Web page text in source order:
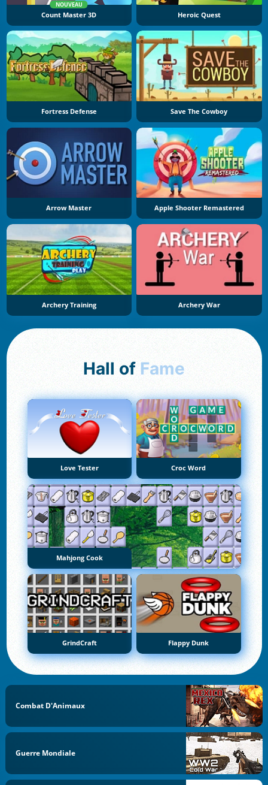
NOUVEAU
Count Master 3D Heroic Quest
Fortress Defense Save The Cowboy
Arrow Master Apple Shooter Remastered
Archery Training Archery War
Hall of Fame
Love Tester Croc Word
Mahjong Cook
GrindCraft Flappy Dunk
Combat D'Animaux
Guerre Mondiale